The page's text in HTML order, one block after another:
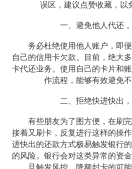
误区，建议点赞收藏，以
一、避免他人代还
务必杜绝使用他人账户，即
自己的信用卡欠款。目前，绝大
卡代还业务。使用自己的卡片和
作流程，能够有效避免不
二、拒绝快进快出
有些朋友为了图方便，在刷
接着又刷卡，反复进行这样的操
进快出的还款方式极易触发银行
的风险。银行会对这类异常的资
旦触发风控，降额封卡的可